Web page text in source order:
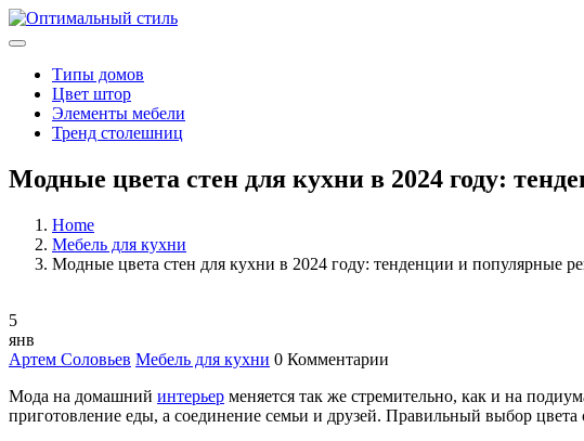
Типы домов
Цвет штор
Элементы мебели
Тренд столешниц
Модные цвета стен для кухни в 2024 году:
Home
Мебель для кухни
Модные цвета стен для кухни в 2024 году: тенденции и популярные
5
янв
Артем Соловьев Мебель для кухни 0 Комментарии
Мода на домашний интерьер меняется так же стремительно, как и на
приготовление еды, а соединение семьи и друзей. Правильный выбор